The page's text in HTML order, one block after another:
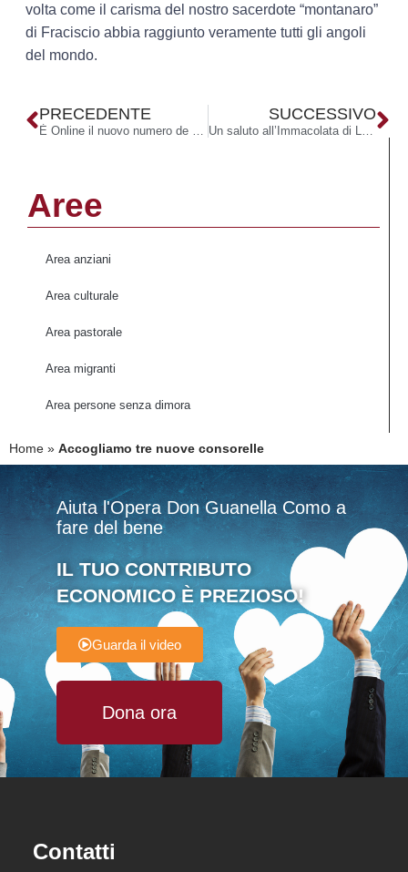
Aree
Area anziani
Area culturale
Area pastorale
Area migranti
Area persone senza dimora
volta come il carisma del nostro sacerdote “montanaro”
di Fraciscio abbia raggiunto veramente tutti gli angoli
del mondo.
PRECEDENTE SUCCESSIVO
Home » Accogliamo tre nuove consorelle
Aiuta l'Opera Don Guanella Como a
fare del bene
IL TUO CONTRIBUTO
ECONOMICO È PREZIOSO!
Guarda il video
Dona ora
Contatti